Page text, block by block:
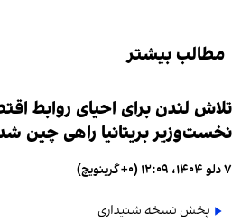
مطالب بیشتر
تلاش لندن برای احیای روابط
نخست‌وزیر بریتانیا راهی چین
۷ دلو ۱۴۰۴، ۱۲:۰۹ (‎+۰ گرینویچ)
پخش نسخه شنیداری